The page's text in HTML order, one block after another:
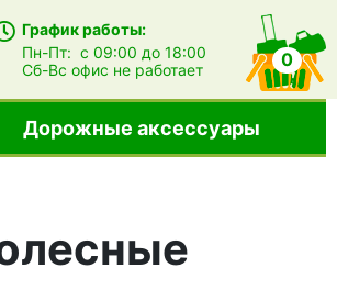
График работы:
Пн-Пт:с 09:00 до 18:00
Сб-Всофис не работает 0
Дорожные аксессуары